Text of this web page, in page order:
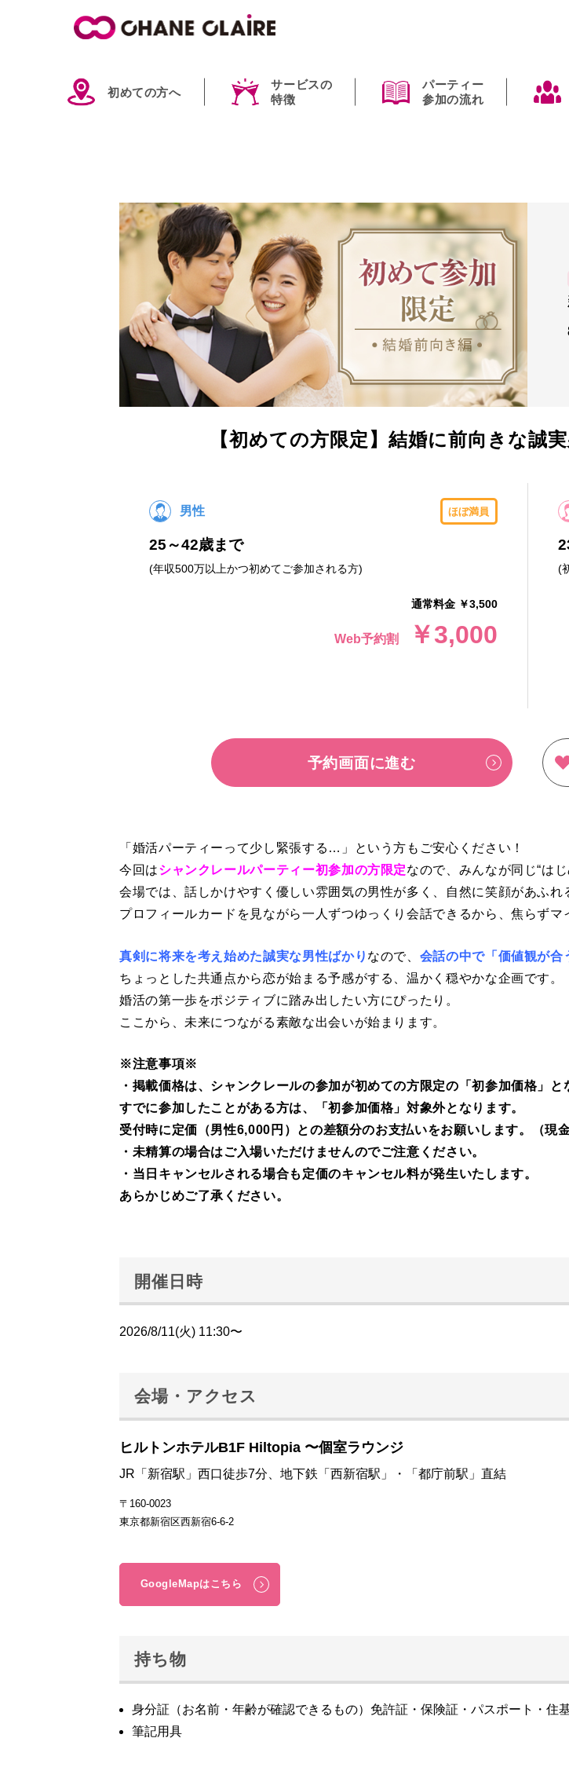
初めての方へ
サービスの
特徴
パーティー
参加の流れ
【初めての方限定】結婚に前向きな誠
男性 ほぼ満員
25～42歳まで
(年収500万以上かつ初めてご参加される方)
通常料金 ￥3,500
Web予約割 ￥3,000
(
予約画面に進む
「婚活パーティーって少し緊張する…」という方もご安心ください！
今回はシャンクレールパーティー初参加の方限定なので、みんなが同じ“は
会場では、話しかけやすく優しい雰囲気の男性が多く、自然に笑顔があふれ
プロフィールカードを見ながら一人ずつゆっくり会話できるから、焦らずマ
真剣に将来を考え始めた誠実な男性ばかり なので、 会話の中で「価値観が合
ちょっとした共通点から恋が始まる予感がする、温かく穏やかな企画です。
婚活の第一歩をポジティブに踏み出したい方にぴったり。
ここから、未来につながる素敵な出会いが始まります。
※注意事項※
・掲載価格は、シャンクレールの参加が初めての方限定の「初参加価格」と
すでに参加したことがある方は、「初参加価格」対象外となります。
受付時に定価（男性6,000円）との差額分のお支払いをお願いします。（現金
・未精算の場合はご入場いただけませんのでご注意ください。
・当日キャンセルされる場合も定価のキャンセル料が発生いたします。
あらかじめご了承ください。
開催日時
2026/8/11(火) 11:30〜
会場・アクセス
ヒルトンホテルB1F Hiltopia 〜個室ラウンジ
JR「新宿駅」西口徒歩7分、地下鉄「西新宿駅」・「都庁前駅」直結
〒160-0023
東京都新宿区西新宿6-6-2
GoogleMapはこちら
持ち物
身分証（お名前・年齢が確認できるもの）免許証・保険証・パスポート・住
筆記用具